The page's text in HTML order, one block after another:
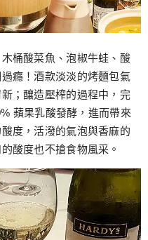
桶酸菜魚、泡椒牛蛙、酸
癮！酒款淡淡的烤麵包氣
；釀造壓榨的過程中，完
蘋果乳酸發酵，進而帶來
度，活潑的氣泡與香麻的
酸度也不搶食物風采。